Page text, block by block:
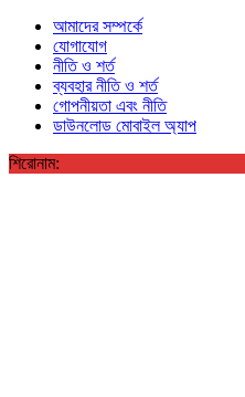
আমাদের সম্পর্কে
যোগাযোগ
নীতি ও শর্ত
ব্যবহার নীতি ও শর্ত
গোপনীয়তা এবং নীতি
ডাউনলোড মোবাইল অ্যাপ
শিরোনাম: